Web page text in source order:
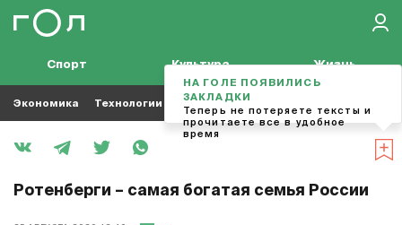
Спорт Культура Жизнь
Экономика Технологии Кино Футбол
Ротенберги – самая богатая семья России
НА ГОЛЕ ПОЯВИЛИСЬ
ЗАКЛАДКИ
Теперь не потеряете тексты и
прочитаете все в удобное
время